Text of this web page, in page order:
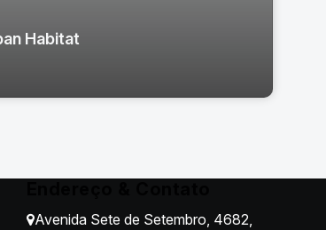
Habitat
Avenida Sete de Setembro, 4682,